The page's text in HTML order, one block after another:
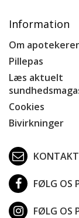
Information
Om
Pillepas
Læs aktuelt
Cookies
Bivirkninger
FØLG OS
FØLG OS